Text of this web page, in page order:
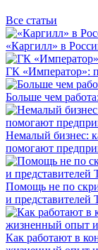
Все статьи
«Каргилл» в
ГК «Император»:
Больше чем
Немалый бизнес:
помогают
Помощь не по
и представителей
Как работают в